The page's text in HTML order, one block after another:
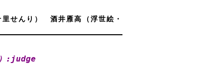
せんり） 酒井雁高（浮世絵・
:judge